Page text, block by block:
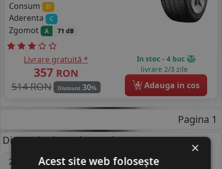
Consum
D
Aderenta C
Zgomot A 71 dB
Livrare gratuită *
357 RON
514 RON
Discount 30%
In stoc - 4 buc
livrare 2/3 zile
4 Adauga in cos
Pagina 1
Dimensiuni uzuale anvelope:
205/55 R16 195/65 R15
225/45 R17
×
Acest site web folosește